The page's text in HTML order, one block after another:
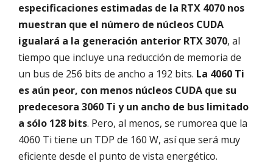
especificaciones estimadas de la RTX 4070 nos
muestran que el número de núcleos CUDA
igualará a la generación anterior RTX 3070, al
tiempo que incluye una reducción de memoria de
un bus de 256 bits de ancho a 192 bits. La 4060 Ti
es aún peor, con menos núcleos CUDA que su
predecesora 3060 Ti y un ancho de bus limitado
a sólo 128 bits. Pero, al menos, se rumorea que la
4060 Ti tiene un TDP de 160 W, así que será muy
eficiente desde el punto de vista energético.